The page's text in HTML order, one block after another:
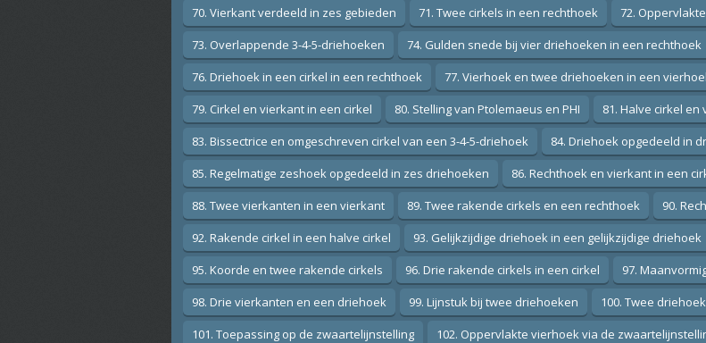
70. Vierkant verdeeld in zes gebieden
71. Twee cirkels in een rechthoek
72.
73. Overlappende 3-4-5-driehoeken
74. Gulden snede bij vier driehoeken in een rechthoek
76. Driehoek in een cirkel in een rechthoek
77. Vierhoek en twee driehoeken in een
79. Cirkel en vierkant in een cirkel
80. Stelling van Ptolemaeus en PHI 81. Halve cirkel en
83. Bissectrice en omgeschreven cirkel van een 3-4-5-driehoek
84. Driehoek opgedeeld in
85. Regelmatige zeshoek opgedeeld in zes driehoeken
86. Rechthoek en vierkant in een
88. Twee vierkanten in een vierkant
89. Twee rakende cirkels en een rechthoek 90.
92. Rakende cirkel in een halve cirkel
93. Gelijkzijdige driehoek in een gelijkzijdige driehoek
95. Koorde en twee rakende cirkels
96. Drie rakende cirkels in een cirkel
97.
98. Drie vierkanten en een driehoek
99. Lijnstuk bij twee driehoeken
100. Twee
101. Toepassing op de zwaartelijnstelling
102. Oppervlakte vierhoek via de